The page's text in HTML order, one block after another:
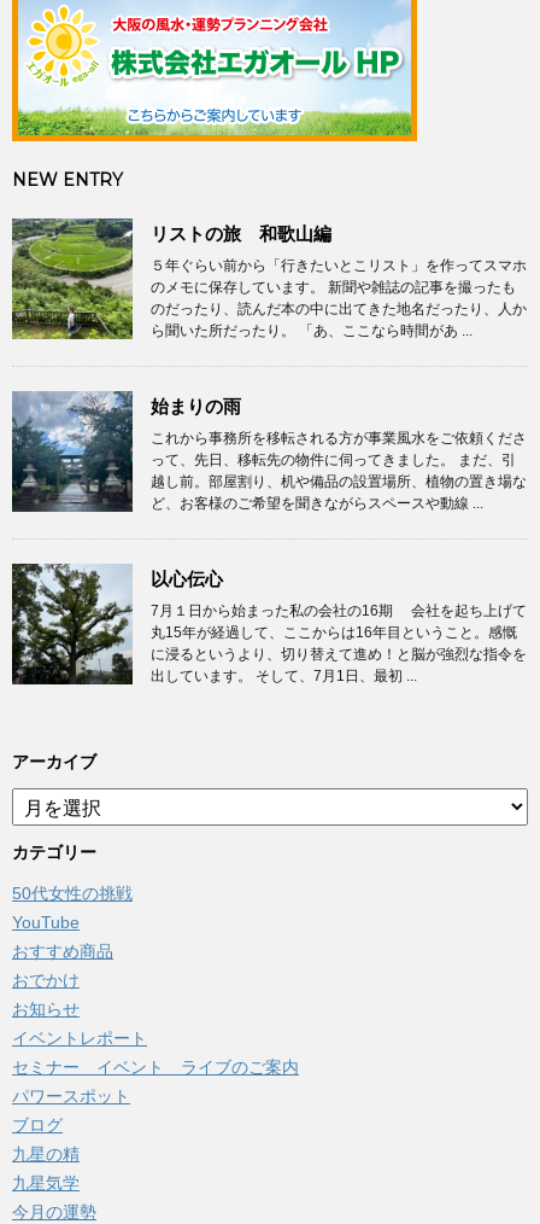
NEW ENTRY
リストの旅 和歌山編
５年ぐらい前から「行きたいとこリスト」を作ってスマホ
のメモに保存しています。 新聞や雑誌の記事を撮ったも
のだったり、読んだ本の中に出てきた地名だったり、人か
ら聞いた所だったり。 「あ、ここなら時間があ ...
始まりの雨
これから事務所を移転される方が事業風水をご依頼くださ
って、先日、移転先の物件に伺ってきました。 まだ、引
越し前。部屋割り、机や備品の設置場所、植物の置き場な
ど、お客様のご希望を聞きながらスペースや動線 ...
以心伝心
7月１日から始まった私の会社の16期 会社を起ち上げて
丸15年が経過して、ここからは16年目ということ。感慨
に浸るというより、切り替えて進め！と脳が強烈な指令を
出しています。 そして、7月1日、最初 ...
アーカイブ
ア
ー
カ
ブ
カテゴリー
50代女性の挑戦
YouTube
おすすめ商品
おでかけ
お知らせ
イベントレポート
セミナー イベント ライブのご案内
パワースポット
ブログ
九星の精
九星気学
今月の運勢